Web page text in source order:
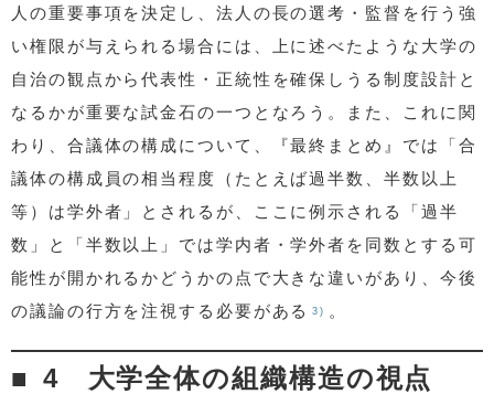
人の重要事項を決定し、法人の長の選考・監督を行う強
い権限が与えられる場合には、上に述べたような大学の
自治の観点から代表性・正統性を確保しうる制度設計と
なるかが重要な試金石の一つとなろう。また、これに関
わり、合議体の構成について、『最終まとめ』では「合
議体の構成員の相当程度（たとえば過半数、半数以上
等）は学外者」とされるが、ここに例示される「過半
数」と「半数以上」では学内者・学外者を同数とする可
能性が開かれるかどうかの点で大きな違いがあり、今後
の議論の行方を注視する必要がある
3) 。
4 大学全体の組織構造の視点